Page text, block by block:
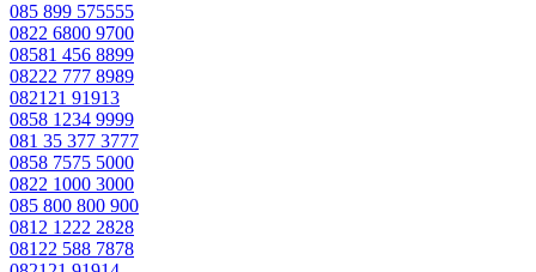
085 899 575555
0822 6800 9700
08581 456 8899
08222 777 8989
082121 91913
0858 1234 9999
081 35 377 3777
0858 7575 5000
0822 1000 3000
085 800 800 900
0812 1222 2828
08122 588 7878